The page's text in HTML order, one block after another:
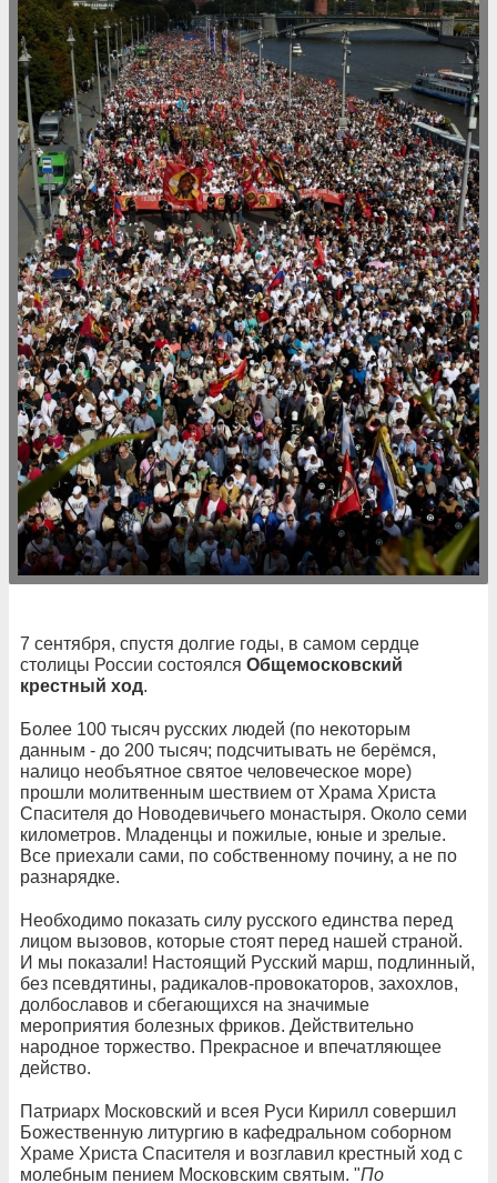
7 сентября, спустя долгие годы, в самом сердце
столицы России состоялся Общемосковский
крестный ход.
Более 100 тысяч русских людей (по некоторым
данным - до 200 тысяч; подсчитывать не берёмся,
налицо необъятное святое человеческое море)
прошли молитвенным шествием от Храма Христа
Спасителя до Новодевичьего монастыря. Около семи
километров. Младенцы и пожилые, юные и зрелые.
Все приехали сами, по собственному почину, а не по
разнарядке.
Необходимо показать силу русского единства перед
лицом вызовов, которые стоят перед нашей страной.
И мы показали! Настоящий Русский марш, подлинный,
без псевдятины, радикалов-провокаторов, захохлов,
долбославов и сбегающихся на значимые
мероприятия болезных фриков. Действительно
народное торжество. Прекрасное и впечатляющее
действо.
Патриарх Московский и всея Руси Кирилл совершил
Божественную литургию в кафедральном соборном
Храме Христа Спасителя и возглавил крестный ход с
молебным пением Московским святым. "По